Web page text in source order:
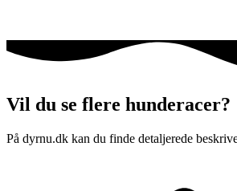
Vil du se flere hunderacer?
På dyrnu.dk kan du finde detaljerede